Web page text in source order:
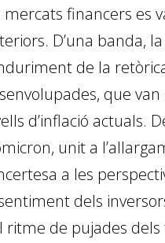
mercats financers es
D’una banda,
de la
que
d’inflació actuals.
unit a
a les
dels
ritme de pujades